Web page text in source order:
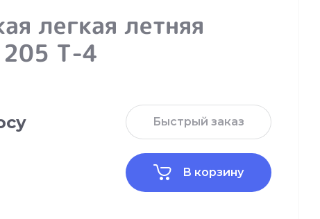
легкая летняя
205 Т-4
В корзину
Быстрый заказ